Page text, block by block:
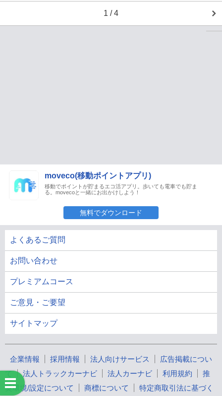
1 / 4
moveco(移動ポイントアプリ)
移動でポイントが貯まるエコ活アプリ。歩いても電車でも貯ま
る。movecoと一緒にお出かけしよう！
無料でダウンロード
よくあるご質問
お問い合わせ
プレミアムコース
ご意見・ご要望
サイトマップ
企業情報 採用情報 法人向けサービス
広告掲載につい
て
法人トラックカーナビ 法人カーナビ 利用規約
推
奨環境/設定について
商標について 特定商取引法に基づく